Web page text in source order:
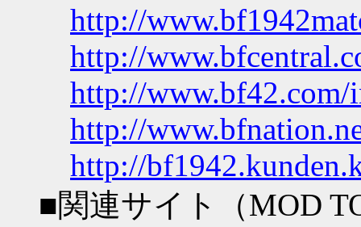
http://
http://
http://www.bf42.com/
http://
http://
■関連サイト（MOD